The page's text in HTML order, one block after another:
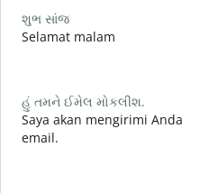
શુભ સાંજ
Selamat malam
હું તમને ઈમેલ મોકલીશ.
Saya akan mengirimi Anda
email.